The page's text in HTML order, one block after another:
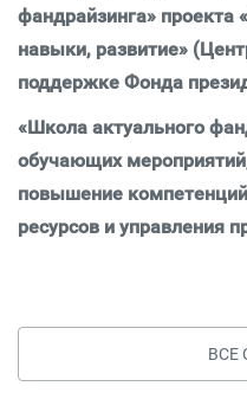
фандрайзинга»
навыки, развитие»
поддержке Фонда
«Школа актуального
обучающих
повышение
ресурсов и управления
ВСЕ